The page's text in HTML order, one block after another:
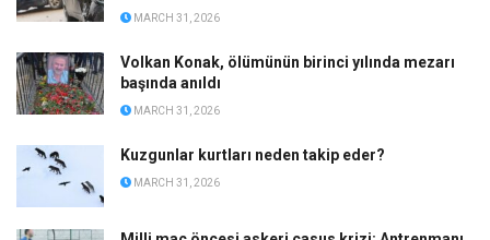
MARCH 31, 2026
Volkan Konak, ölümünün birinci yılında mezarı
başında anıldı
MARCH 31, 2026
Kuzgunlar kurtları neden takip eder?
MARCH 31, 2026